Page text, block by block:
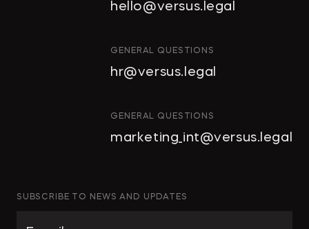
ИНВЕСТИЦИОННЫЕ
СТРОИТЕЛЬСТВО
И НЕДВИЖИМОСТЬ
АРХИТЕКТУРА
КОРПОРАТИВНОЕ ПРАВО И
M&A
РАЗРЕШЕНИЕ СПОРОВ
hello@versus.legal
GENERAL QUESTIONS
hr@versus.legal
GENERAL QUESTIONS
marketing_int@versus.legal
SUBSCRIBE TO NEWS AND UPDATES